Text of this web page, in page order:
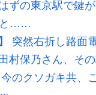
ずの東京駅で鍵
と……
】 突然右折し路
村保乃さん、そ
今のクソガキ共